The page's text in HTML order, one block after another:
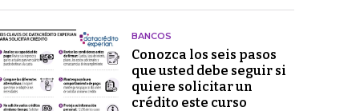
BANCOS
Conozca los seis pasos
que usted debe seguir si
quiere solicitar un
crédito este curso